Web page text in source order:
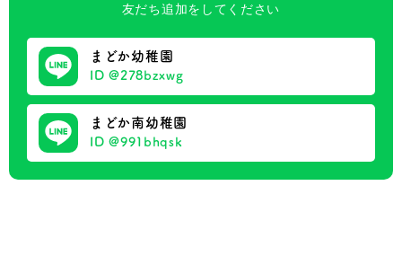
友だち追加をしてください
まどか幼稚園
ID @278bzxwg
まどか南幼稚園
ID @991bhqsk